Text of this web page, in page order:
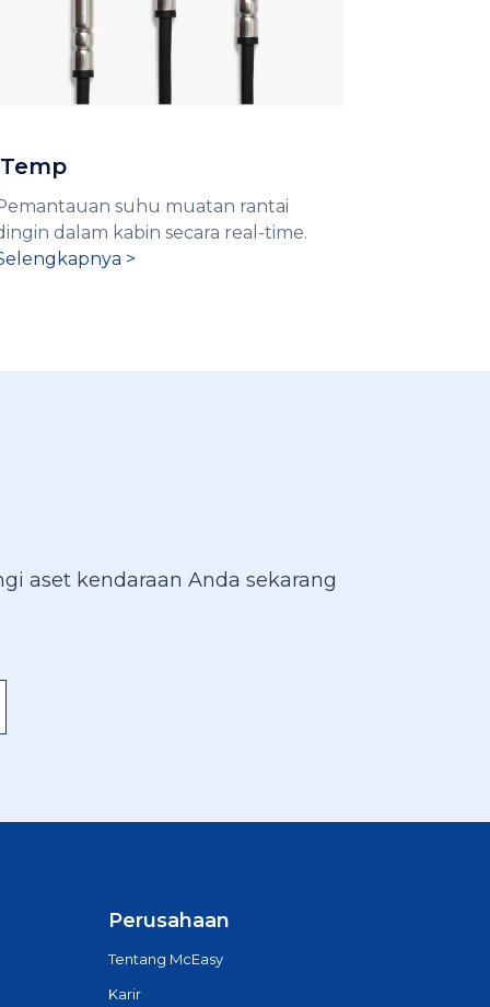
suhu muatan rantai
dalam kabin secara real-time.
>
aset kendaraan Anda sekarang
Perusahaan
Tentang McEasy
Karir